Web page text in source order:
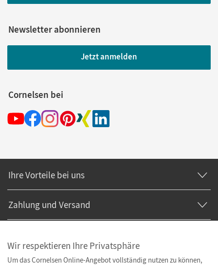
Newsletter abonnieren
Jetzt anmelden
Cornelsen bei
Ihre Vorteile bei uns
Zahlung und Versand
Wir respektieren Ihre Privatsphäre
Um das Cornelsen Online-Angebot vollständig nutzen zu können,